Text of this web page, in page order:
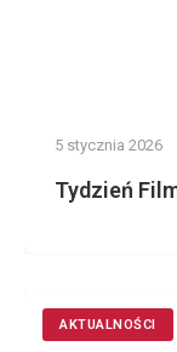
5 stycznia 2026
Tydzień
AKTUALNOŚCI